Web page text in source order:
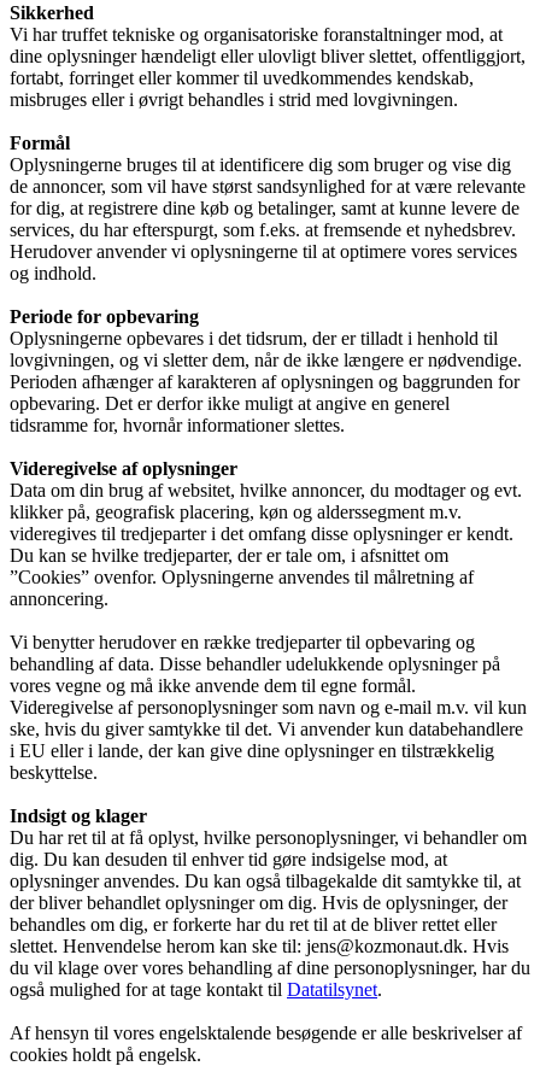
Sikkerhed
Vi har truffet tekniske og organisatoriske foranstaltninger mod, at
dine oplysninger hændeligt eller ulovligt bliver slettet, offentliggjort,
fortabt, forringet eller kommer til uvedkommendes kendskab,
misbruges eller i øvrigt behandles i strid med lovgivningen.
Formål
Oplysningerne bruges til at identificere dig som bruger og vise dig
de annoncer, som vil have størst sandsynlighed for at være relevante
for dig, at registrere dine køb og betalinger, samt at kunne levere de
services, du har efterspurgt, som f.eks. at fremsende et nyhedsbrev.
Herudover anvender vi oplysningerne til at optimere vores services
og indhold.
Periode for opbevaring
Oplysningerne opbevares i det tidsrum, der er tilladt i henhold til
lovgivningen, og vi sletter dem, når de ikke længere er nødvendige.
Perioden afhænger af karakteren af oplysningen og baggrunden for
opbevaring. Det er derfor ikke muligt at angive en generel
tidsramme for, hvornår informationer slettes.
Videregivelse af oplysninger
Data om din brug af websitet, hvilke annoncer, du modtager og evt.
klikker på, geografisk placering, køn og alderssegment m.v.
videregives til tredjeparter i det omfang disse oplysninger er kendt.
Du kan se hvilke tredjeparter, der er tale om, i afsnittet om
”Cookies” ovenfor. Oplysningerne anvendes til målretning af
annoncering.
Vi benytter herudover en række tredjeparter til opbevaring og
behandling af data. Disse behandler udelukkende oplysninger på
vores vegne og må ikke anvende dem til egne formål.
Videregivelse af personoplysninger som navn og e-mail m.v. vil kun
ske, hvis du giver samtykke til det. Vi anvender kun databehandlere
i EU eller i lande, der kan give dine oplysninger en tilstrækkelig
beskyttelse.
Indsigt og klager
Du har ret til at få oplyst, hvilke personoplysninger, vi behandler om
dig. Du kan desuden til enhver tid gøre indsigelse mod, at
oplysninger anvendes. Du kan også tilbagekalde dit samtykke til, at
der bliver behandlet oplysninger om dig. Hvis de oplysninger, der
behandles om dig, er forkerte har du ret til at de bliver rettet eller
slettet. Henvendelse herom kan ske til: jens@kozmonaut.dk. Hvis
du vil klage over vores behandling af dine personoplysninger, har du
også mulighed for at tage kontakt til Datatilsynet.
Af hensyn til vores engelsktalende besøgende er alle beskrivelser af
cookies holdt på engelsk.